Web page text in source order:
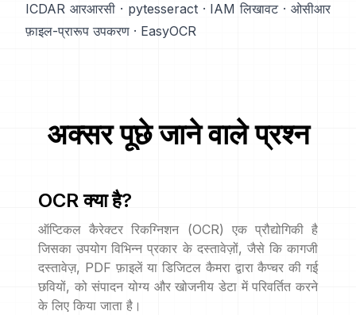
ICDAR आरआरसी · pytesseract· IAM लिखावट· ओसीआर
फ़ाइल-प्रारूप उपकरण · EasyOCR
अक्सर पूछे जाने वाले प्रश्न
OCR क्या है?
ऑप्टिकल कैरेक्टर रिकग्निशन (OCR) एक प्रौद्योगिकी है
जिसका उपयोग विभिन्न प्रकार के दस्तावेज़ों, जैसे कि कागजी
दस्तावेज़, PDF फ़ाइलें या डिजिटल कैमरा द्वारा कैप्चर की गई
छवियों, को संपादन योग्य और खोजनीय डेटा में परिवर्तित करने
के लिए किया जाता है।